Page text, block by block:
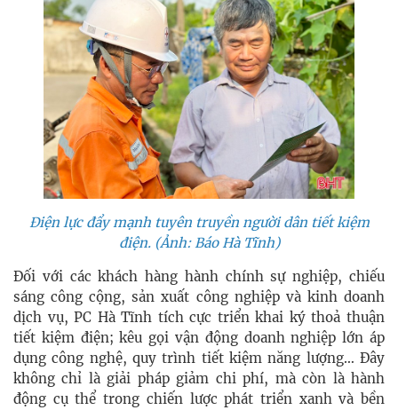
Điện lực đẩy mạnh tuyên truyền người dân tiết kiệm
điện. (Ảnh: Báo Hà Tĩnh)
Đối với các khách hàng hành chính sự nghiệp, chiếu
sáng công cộng, sản xuất công nghiệp và kinh doanh
dịch vụ, PC Hà Tĩnh tích cực triển khai ký thoả thuận
tiết kiệm điện; kêu gọi vận động doanh nghiệp lớn áp
dụng công nghệ, quy trình tiết kiệm năng lượng… Đây
không chỉ là giải pháp giảm chi phí, mà còn là hành
động cụ thể trong chiến lược phát triển xanh và bền